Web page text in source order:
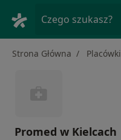
Czego szukasz?
Strona Główna Placówki
Promed w Kielcach